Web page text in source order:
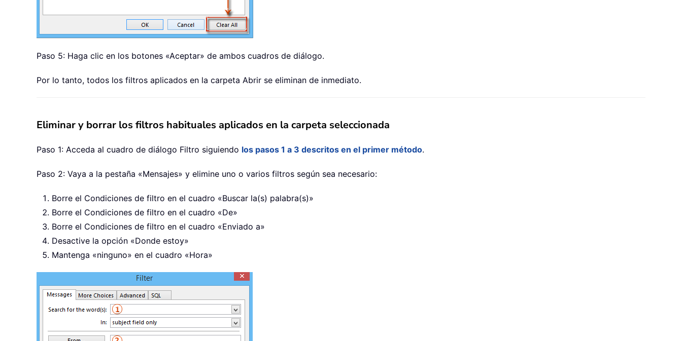
Paso 5: Haga clic en los botones «Aceptar» de ambos cuadros de diálogo.
Por lo tanto, todos los filtros aplicados en la carpeta Abrir se eliminan de inmediato.
Eliminar y borrar los filtros habituales aplicados en la carpeta seleccionada
Paso 1: Acceda al cuadro de diálogo Filtro siguiendo los pasos 1 a 3 descritos en el primer método.
Paso 2: Vaya a la pestaña «Mensajes» y elimine uno o varios filtros según sea necesario:
Borre el Condiciones de filtro en el cuadro «Buscar la(s) palabra(s)»
Borre el Condiciones de filtro en el cuadro «De»
Borre el Condiciones de filtro en el cuadro «Enviado a»
Desactive la opción «Donde estoy»
Mantenga «ninguno» en el cuadro «Hora»